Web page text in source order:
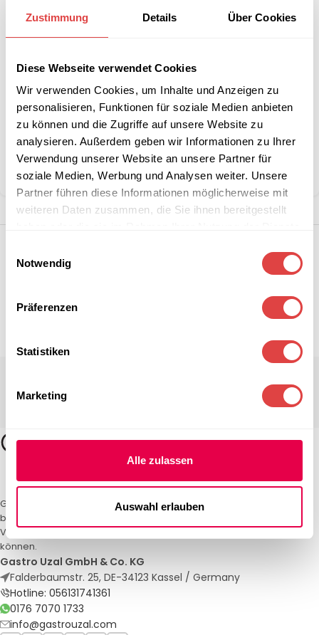
Zustimmung Details Über Cookies
Diese Webseite verwendet Cookies
Wir verwenden Cookies, um Inhalte und Anzeigen zu
personalisieren, Funktionen für soziale Medien anbieten
zu können und die Zugriffe auf unsere Website zu
analysieren. Außerdem geben wir Informationen zu Ihrer
Verwendung unserer Website an unsere Partner für
soziale Medien, Werbung und Analysen weiter. Unsere
Partner führen diese Informationen möglicherweise mit
weiteren Daten zusammen, die Sie ihnen bereitgestellt
Notwendig
Präferenzen
Statistiken
Marketing
Alle zulassen
Auswahl erlauben
Interessiert an
Stückzahlen?
Artikelnummer: n. v.
Kategorie:
Stehtischdecken
Marke:
Teilen:
Gastro Uzal – Ihr Spezialist für Gastronomiemöbel und -textilien. Wir
bieten maßgeschneiderte Lösungen für Restaurants, Hotels und
Veranstaltungen. Qualität und Service, auf die Sie sich verlassen
können.
Gastro Uzal GmbH & Co. KG
Falderbaumstr. 25, DE-34123 Kassel / Germany
Hotline: 056131741361
0176 7070 1733
info@gastrouzal.com